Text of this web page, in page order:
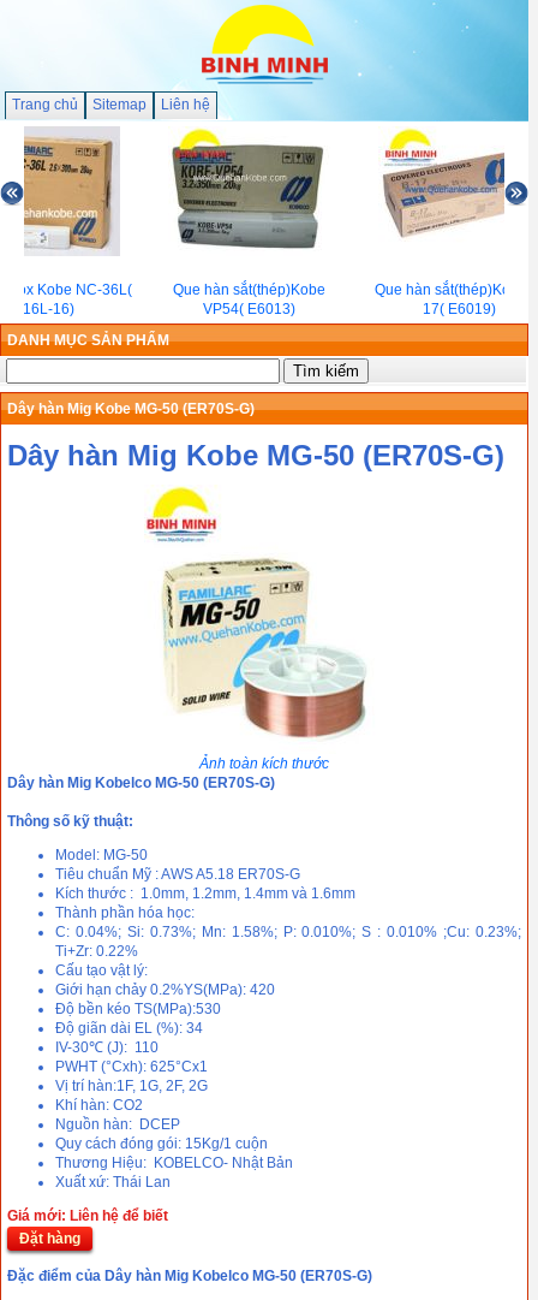
Trang chủ Sitemap Liên hệ
inox Kobe NC-36L(
E316L-16)
Que hàn sắt(thép)Kobe
VP54( E6013)
Que hàn sắt(thép)Kobe
17( E6019)
DANH MỤC SẢN PHẨM
Dây hàn Mig Kobe MG-50 (ER70S-G)
Dây hàn Mig Kobe MG-50 (ER70S-G)
Ảnh toàn kích thước
Dây hàn Mig Kobelco MG-50 (ER70S-G)
Thông số kỹ thuật:
Model: MG-50
Tiêu chuẩn Mỹ : AWS A5.18 ER70S-G
Kích thước : 1.0mm, 1.2mm, 1.4mm và 1.6mm
Thành phần hóa học:
C: 0.04%; Si: 0.73%; Mn: 1.58%; P: 0.010%; S : 0.010% ;Cu: 0.23%;
Ti+Zr: 0.22%
Cấu tạo vật lý:
Giới hạn chảy 0.2%YS(MPa): 420
Độ bền kéo TS(MPa):530
Độ giãn dài EL (%): 34
IV-30℃ (J): 110
PWHT (°Cxh): 625°Cx1
Vị trí hàn:1F, 1G, 2F, 2G
Khí hàn: CO2
Nguồn hàn: DCEP
Quy cách đóng gói: 15Kg/1 cuộn
Thương Hiệu: KOBELCO- Nhật Bản
Xuất xứ: Thái Lan
Giá mới: Liên hệ để biết
Đặt hàng
Đặc điểm của Dây hàn Mig Kobelco MG-50 (ER70S-G)